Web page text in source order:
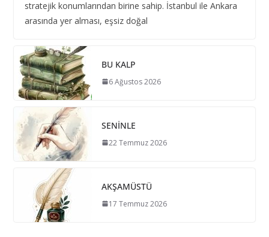
stratejik konumlarından birine sahip. İstanbul ile Ankara
arasında yer alması, eşsiz doğal
BU KALP
6 Ağustos 2026
SENİNLE
22 Temmuz 2026
AKŞAMÜSTÜ
17 Temmuz 2026